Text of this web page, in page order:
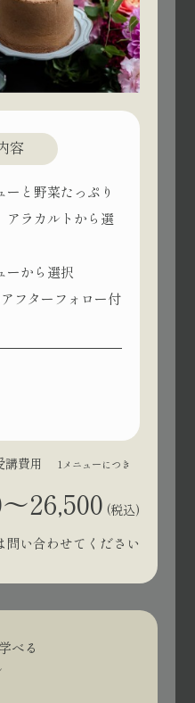
容
と野菜たっぷり
アラカルトから選
から選択
フターフォロー付
講費用 1メニューにつき
26,500 (税込)
問い合わせてください
べる